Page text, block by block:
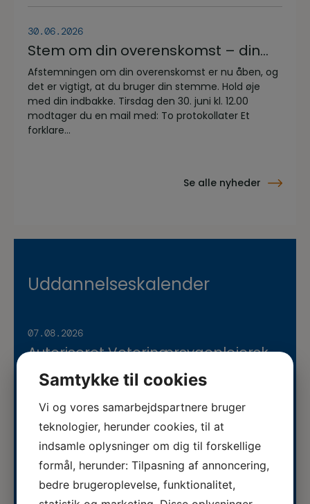
30.06.2026
Stem om din overenskomst – din
stemme er vigtig!
Afstemningen om din overenskomst er nu åben, og
det er vigtigt, at du bruger din stemme. Hold øje
med din indbakke. Tirsdag den 30. juni kl. 12.00
modtager du en mail med: To protokollater Et
forklare...
Se alle nyheder
Uddannelseskalender
07.08.2026
Autoriseret Veterinærsygeplejerske
søges til fuldtidsstilling hos
Vestermose Dyreklinik på
Vestsjælland
Se stillingsopslaget her...
05.08.2026
ERFA møde for oplæringsansvarlige
på veterinærsygeplejerske
uddannelsen d.8.+9.+10. september.
Se invitationen herunder.
ERFA 2026...
Samtykke til cookies
Vi og vores samarbejdspartnere bruger
teknologier, herunder cookies, til at
indsamle oplysninger om dig til forskellige
formål, herunder: Tilpasning af annoncering,
bedre brugeroplevelse, funktionalitet,